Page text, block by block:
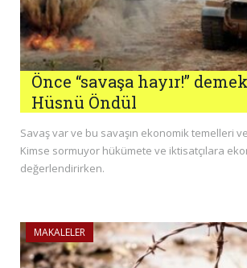
Önce “savaşa hayır!”
Hüsnü Öndül
Savaş var ve bu savaşın ekonomik temelleri
Kimse sormuyor hükümete ve iktisatçılara
değerlendirirken.
MAKALELER